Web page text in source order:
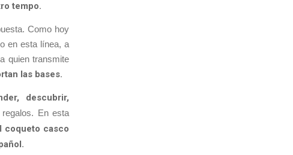
tempo.
Como hoy
en esta línea, a
quien transmite
las bases.
descubrir,
En esta
coqueto casco
.